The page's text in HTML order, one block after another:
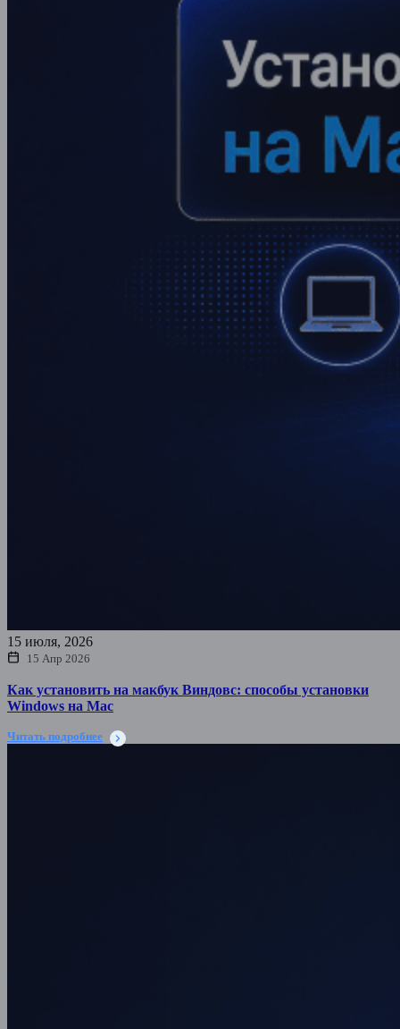
15 июля, 2026
15 Апр 2026
Как установить на макбук Виндовс: способы установки
Windows на Mac
Читать подробнее